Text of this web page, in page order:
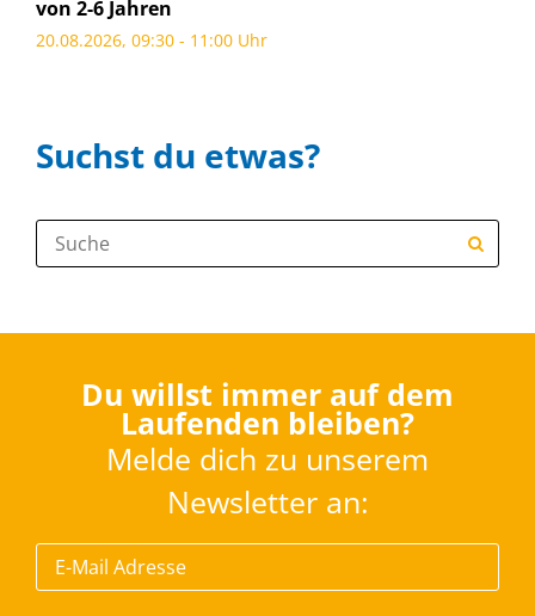
von 2-6 Jahren
20.08.2026, 09:30 - 11:00 Uhr
Suchst du etwas?
Suche:
Du willst immer auf dem
Laufenden bleiben?
Melde dich zu unserem
Newsletter an: